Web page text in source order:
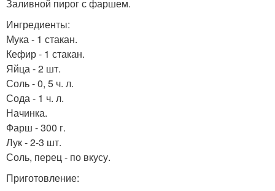
Заливной пирог с фаршем.
Ингредиенты:
Мука - 1 стакан.
Кефир - 1 стакан.
Яйца - 2 шт.
Соль - 0, 5 ч. л.
Сода - 1 ч. л.
Начинка.
Фарш - 300 г.
Лук - 2-3 шт.
Соль, перец - по вкусу.
Приготовление: